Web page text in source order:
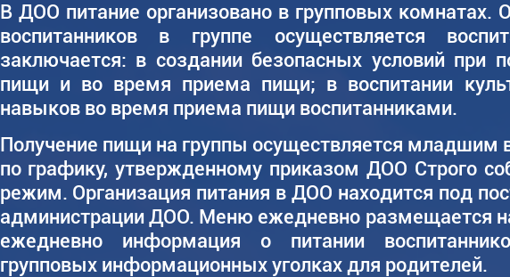
В ДОО питание организовано в групповых комнатах.
воспитанников в группе осуществляется
заключается: в создании безопасных условий при
пищи и во время приема пищи; в воспитании
навыков во время приема пищи воспитанниками.
Получение пищи на группы осуществляется младшим
по графику, утвержденному приказом ДОО Строго
режим. Организация питания в ДОО находится под
администрации ДОО. Меню ежедневно размещается
ежедневно информация о питании
групповых информационных уголках для родителей.